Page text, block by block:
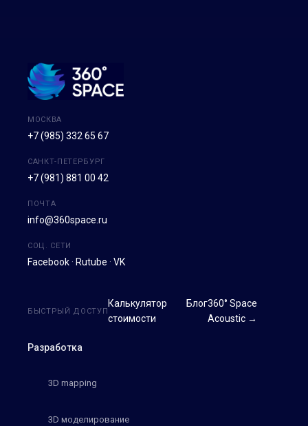
МОСКВА
+7 (985) 332 65 67
САНКТ-ПЕТЕРБУРГ
+7 (981) 881 00 42
ПОЧТА
info@360space.ru
СОЦ. СЕТИ
Facebook · Rutube · VK
Разработка
3D mapping
3D моделирование
БЫСТРЫЙ ДОСТУП
Калькулятор
стоимости
Блог360° Space
Acoustic →